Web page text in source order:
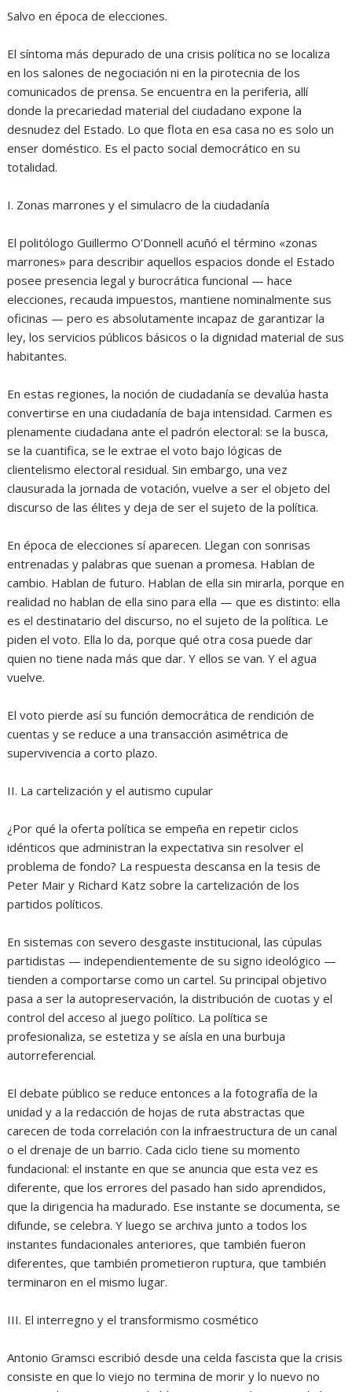
‎Salvo en época de elecciones.
‎El síntoma más depurado de una crisis política no se localiza
en los salones de negociación ni en la pirotecnia de los
comunicados de prensa. Se encuentra en la periferia, allí
donde la precariedad material del ciudadano expone la
desnudez del Estado. Lo que flota en esa casa no es solo un
enser doméstico. Es el pacto social democrático en su
totalidad.
‎I. Zonas marrones y el simulacro de la ciudadanía
‎El politólogo Guillermo O’Donnell acuñó el término «zonas
marrones» para describir aquellos espacios donde el Estado
posee presencia legal y burocrática funcional — hace
elecciones, recauda impuestos, mantiene nominalmente sus
oficinas — pero es absolutamente incapaz de garantizar la
ley, los servicios públicos básicos o la dignidad material de sus
habitantes.
‎En estas regiones, la noción de ciudadanía se devalúa hasta
convertirse en una ciudadanía de baja intensidad. Carmen es
plenamente ciudadana ante el padrón electoral: se la busca,
se la cuantifica, se le extrae el voto bajo lógicas de
clientelismo electoral residual. Sin embargo, una vez
clausurada la jornada de votación, vuelve a ser el objeto del
discurso de las élites y deja de ser el sujeto de la política.
‎En época de elecciones sí aparecen. Llegan con sonrisas
entrenadas y palabras que suenan a promesa. Hablan de
cambio. Hablan de futuro. Hablan de ella sin mirarla, porque en
realidad no hablan de ella sino para ella — que es distinto: ella
es el destinatario del discurso, no el sujeto de la política. Le
piden el voto. Ella lo da, porque qué otra cosa puede dar
quien no tiene nada más que dar. Y ellos se van. Y el agua
vuelve.
‎El voto pierde así su función democrática de rendición de
cuentas y se reduce a una transacción asimétrica de
supervivencia a corto plazo.
‎II. La cartelización y el autismo cupular
‎¿Por qué la oferta política se empeña en repetir ciclos
idénticos que administran la expectativa sin resolver el
problema de fondo? La respuesta descansa en la tesis de
Peter Mair y Richard Katz sobre la cartelización de los
partidos políticos.
‎En sistemas con severo desgaste institucional, las cúpulas
partidistas — independientemente de su signo ideológico —
tienden a comportarse como un cartel. Su principal objetivo
pasa a ser la autopreservación, la distribución de cuotas y el
control del acceso al juego político. La política se
profesionaliza, se estetiza y se aísla en una burbuja
autorreferencial.
‎El debate público se reduce entonces a la fotografía de la
unidad y a la redacción de hojas de ruta abstractas que
carecen de toda correlación con la infraestructura de un canal
o el drenaje de un barrio. Cada ciclo tiene su momento
fundacional: el instante en que se anuncia que esta vez es
diferente, que los errores del pasado han sido aprendidos,
que la dirigencia ha madurado. Ese instante se documenta, se
difunde, se celebra. Y luego se archiva junto a todos los
instantes fundacionales anteriores, que también fueron
diferentes, que también prometieron ruptura, que también
terminaron en el mismo lugar.
‎III. El interregno y el transformismo cosmético
‎Antonio Gramsci escribió desde una celda fascista que la crisis
consiste en que lo viejo no termina de morir y lo nuevo no